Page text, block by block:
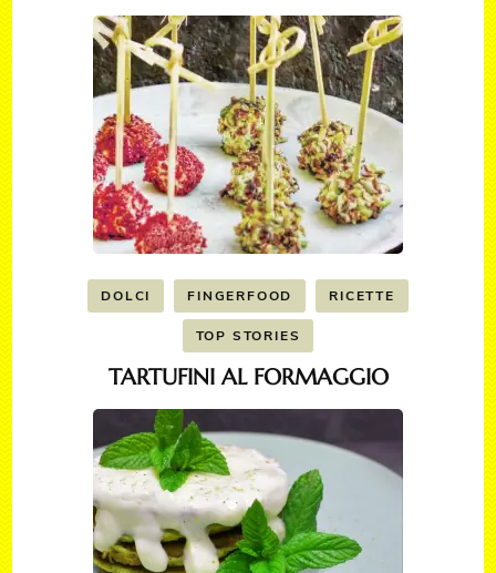
DOLCI FINGERFOOD RICETTE
TOP STORIES
TARTUFINI AL FORMAGGIO